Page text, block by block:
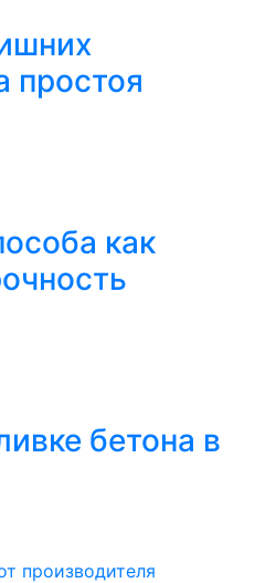
простоя
как
бетона в
производителя